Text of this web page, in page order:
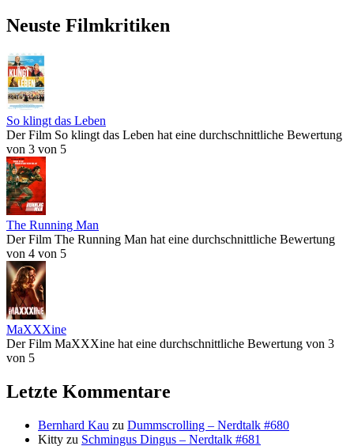
Neuste Filmkritiken
So klingt das Leben
Der Film So klingt das Leben hat eine durchschnittliche Bewertung
von 3 von 5
The Running Man
Der Film The Running Man hat eine durchschnittliche Bewertung
von 4 von 5
MaXXXine
Der Film MaXXXine hat eine durchschnittliche Bewertung von 3
von 5
Letzte Kommentare
Bernhard Kau zu Dummscrolling – Nerdtalk #680
Kitty zu Schmingus Dingus – Nerdtalk #681